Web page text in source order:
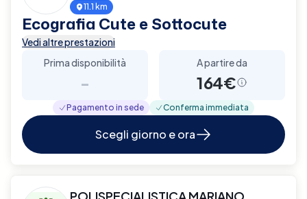
11.1 km
Ecografia Cute e Sottocute
Vedi altre prestazioni
Prima disponibilità
-
A partire da
164€
Pagamento in sede Conferma immediata
Scegli giorno e ora
POLISPECIALISTICA MARIANO